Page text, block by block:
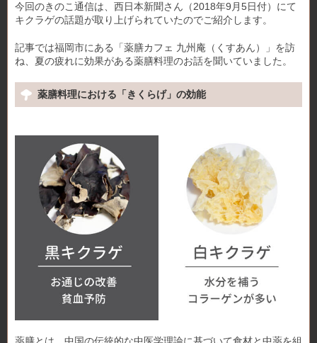
今回のきのこ通信は、西日本新聞さん（2018年9月5日付）にて
キクラゲの話題が取り上げられていたのでご紹介します。
記事では福岡市にある「薬膳カフェ 九州庵（くすあん）」を訪
ね、夏の疲れに効果がある薬膳料理のお話を聞いていました。
薬膳料理における「きくらげ」の効能
薬膳とは、中国の伝統的な中医学理論に基づいて食材と中薬を組